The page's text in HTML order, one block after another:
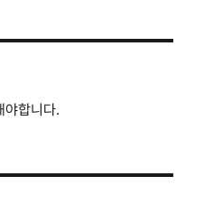
야합니다.